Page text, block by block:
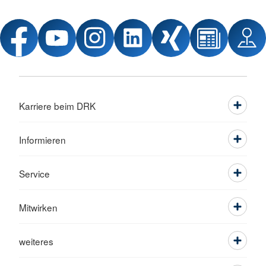
Karriere beim DRK
Informieren
Service
Mitwirken
weiteres